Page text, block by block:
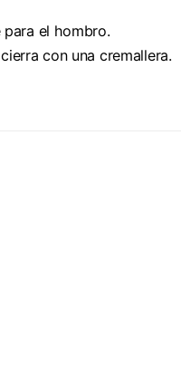
para el hombro.
con una cremallera.